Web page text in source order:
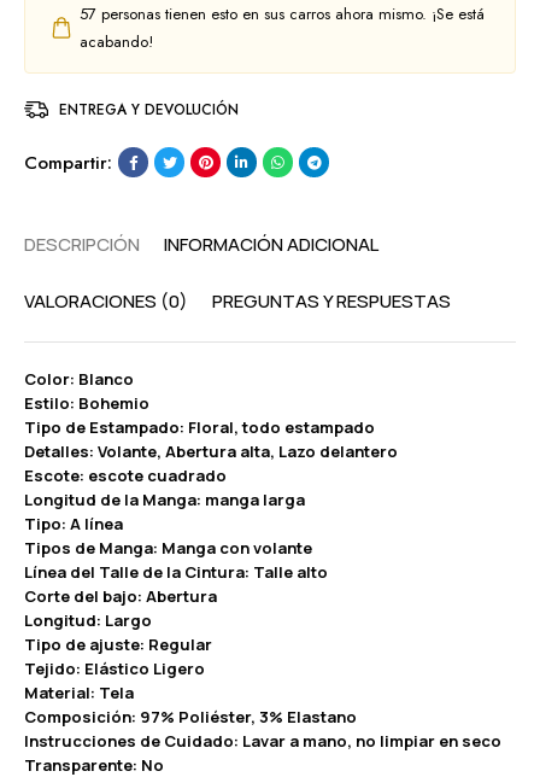
57 personas tienen esto en sus carros ahora mismo. ¡Se está
acabando!
ENTREGA Y DEVOLUCIÓN
Compartir:
DESCRIPCIÓN INFORMACIÓN ADICIONAL
VALORACIONES (0) PREGUNTAS Y RESPUESTAS
Color: Blanco
Estilo: Bohemio
Tipo de Estampado: Floral, todo estampado
Detalles: Volante, Abertura alta, Lazo delantero
Escote: escote cuadrado
Longitud de la Manga: manga larga
Tipo: A línea
Tipos de Manga: Manga con volante
Línea del Talle de la Cintura: Talle alto
Corte del bajo: Abertura
Longitud: Largo
Tipo de ajuste: Regular
Tejido: Elástico Ligero
Material: Tela
Composición: 97% Poliéster, 3% Elastano
Instrucciones de Cuidado: Lavar a mano, no limpiar en seco
Transparente: No